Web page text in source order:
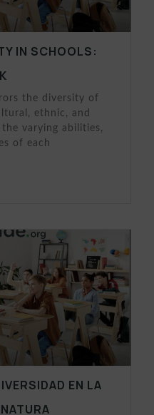
IN SCHOOLS:
the diversity of
ethnic, and
varying abilities,
of each
EN LA